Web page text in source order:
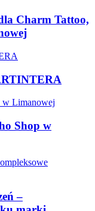
Charm Tattoo,
Shop w
–